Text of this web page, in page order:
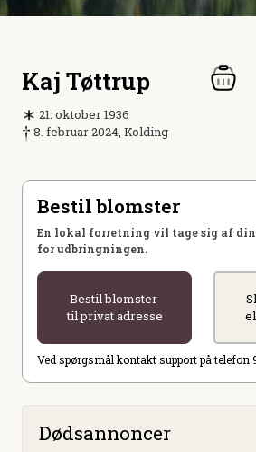
Kaj Tøttrup
21. oktober 1936
8. februar 2024, Kolding
Bestil blomster
En lokal forretning vil tage sig af
for udbringningen.
Bestil blomster
til privat adresse
Ved spørgsmål kontakt support på telefon
Dødsannoncer